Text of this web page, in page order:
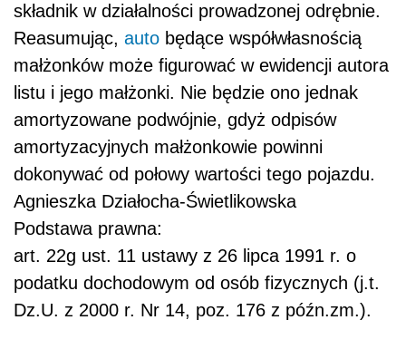
składnik w działalności prowadzonej odrębnie.
Reasumując, auto będące współwłasnością
małżonków może figurować w ewidencji autora
listu i jego małżonki. Nie będzie ono jednak
amortyzowane podwójnie, gdyż odpisów
amortyzacyjnych małżonkowie powinni
dokonywać od połowy wartości tego pojazdu.
Agnieszka Działocha-Świetlikowska
Podstawa prawna:
art. 22g ust. 11 ustawy z 26 lipca 1991 r. o
podatku dochodowym od osób fizycznych (j.t.
Dz.U. z 2000 r. Nr 14, poz. 176 z późn.zm.).